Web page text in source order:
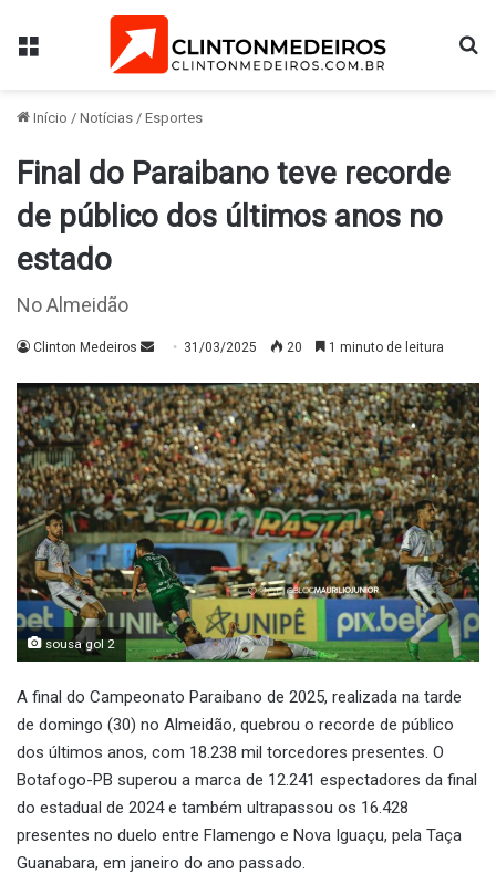
Menu
Início / Notícias / Esportes
Final do Paraibano teve recorde
de público dos últimos anos no
estado
No Almeidão
Clinton Medeiros
Mande
e-
mail
31/03/2025 20 1 minuto de leitura
sousa gol 2
A final do Campeonato Paraibano de 2025, realizada na tarde
de domingo (30) no Almeidão, quebrou o recorde de público
dos últimos anos, com 18.238 mil torcedores presentes. O
Botafogo-PB superou a marca de 12.241 espectadores da final
do estadual de 2024 e também ultrapassou os 16.428
presentes no duelo entre Flamengo e Nova Iguaçu, pela Taça
Guanabara, em janeiro do ano passado.